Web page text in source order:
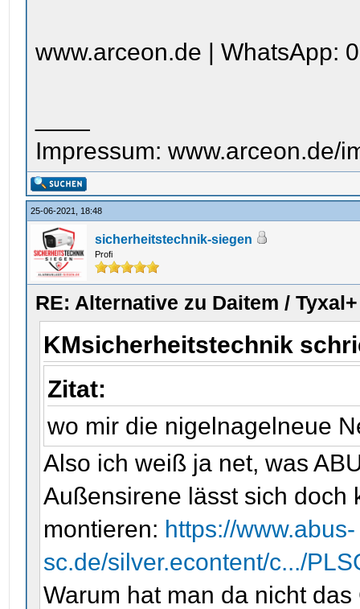
www.arceon.de | WhatsApp:
Impressum: www.arceon.de/
25-06-2021, 18:48
sicherheitstechnik-siegen
Profi
RE: Alternative zu Daitem / Tyxal+
KMsicherheitstechnik
Zitat:
wo mir die nigelnagelneue
Also ich weiß ja net, was
Außensirene lässt sich doch
montieren: https://www.abus-
sc.de/silver.econtent/c.../
Warum hat man da nicht